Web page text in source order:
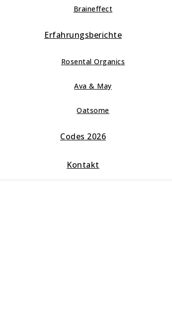
Braineffect
Erfahrungsberichte
Rosental Organics
Ava & May
Oatsome
Codes 2026
Kontakt